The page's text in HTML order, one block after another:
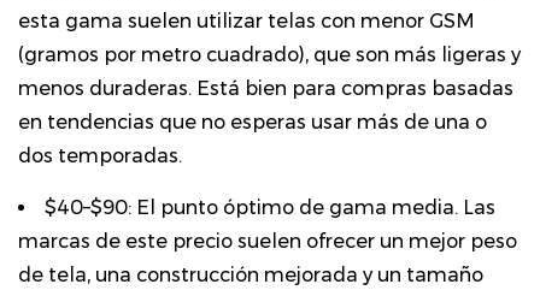
esta gama suelen utilizar telas con menor GSM
(gramos por metro cuadrado), que son más ligeras y
menos duraderas. Está bien para compras basadas
en tendencias que no esperas usar más de una o
dos temporadas.
$40–$90: El punto óptimo de gama media. Las
marcas de este precio suelen ofrecer un mejor peso
de tela, una construcción mejorada y un tamaño